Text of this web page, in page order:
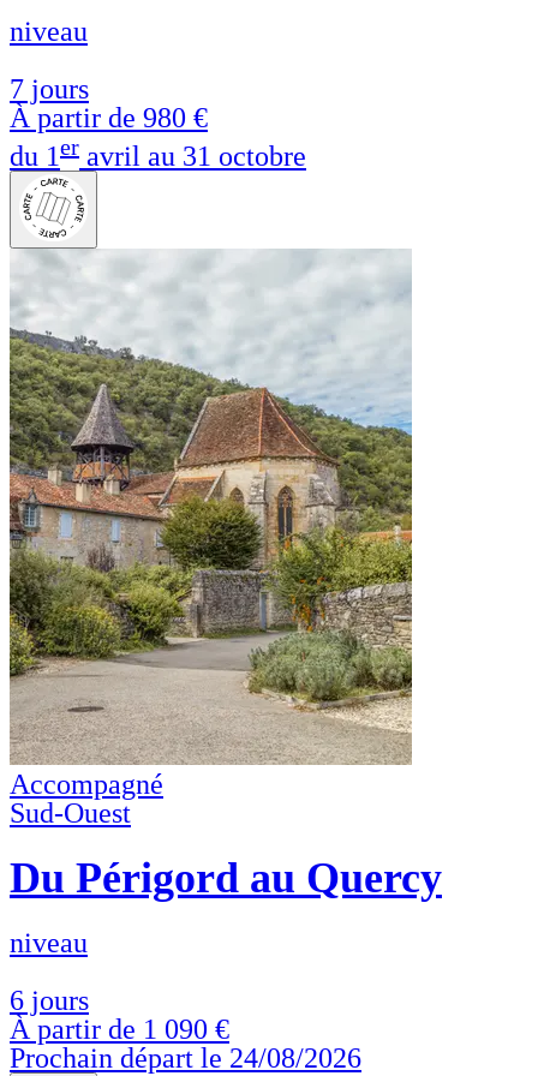
niveau
7 jours
À partir de 980 €
du 1er avril au 31 octobre
Accompagné
Sud-Ouest
Du Périgord au Quercy
niveau
6 jours
À partir de 1 090 €
Prochain départ le 24/08/2026